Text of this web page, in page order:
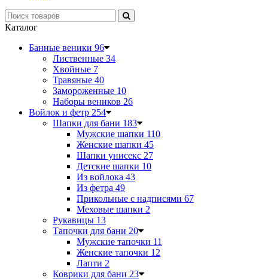
Каталог
Банные веники 96
Лиственные 34
Хвойные 7
Травяные 40
Замороженные 10
Наборы веников 26
Войлок и фетр 254
Шапки для бани 183
Мужские шапки 110
Женские шапки 45
Шапки унисекс 27
Детские шапки 10
Из войлока 43
Из фетра 49
Прикольные с надписями 67
Меховые шапки 2
Рукавицы 13
Тапочки для бани 20
Мужские тапочки 11
Женские тапочки 12
Лапти 2
Коврики для бани 23